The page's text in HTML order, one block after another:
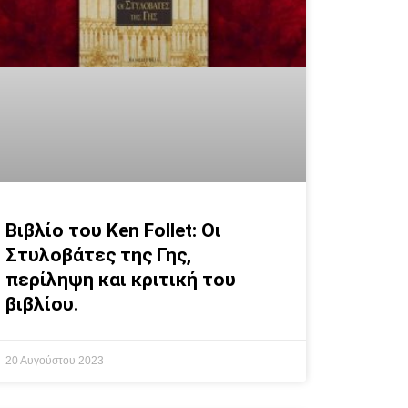
Βιβλίο του Ken Follet: Οι
Στυλοβάτες της Γης,
περίληψη και κριτική του
βιβλίου.
20 Αυγούστου 2023